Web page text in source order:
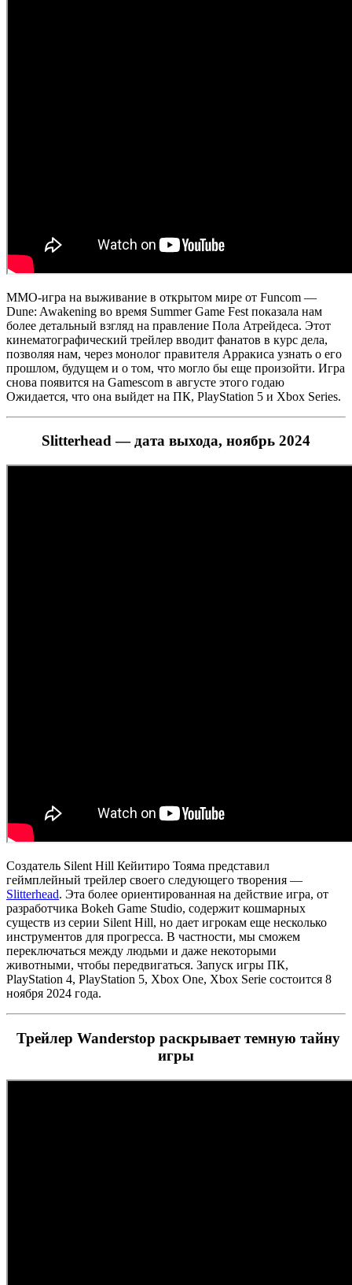
ММО-игра на выживание в открытом мире от Funcom —
Dune: Awakening во время Summer Game Fest показала нам
более детальный взгляд на правление Пола Атрейдеса. Этот
кинематографический трейлер вводит фанатов в курс дела,
позволяя нам, через монолог правителя Арракиса узнать о его
прошлом, будущем и о том, что могло бы еще произойти. Игра
снова появится на Gamescom в августе этого годаю
Ожидается, что она выйдет на ПК, PlayStation 5 и Xbox Series.
Slitterhead — дата выхода, ноябрь 2024
Создатель Silent Hill Кейитиро Тояма представил
геймплейный трейлер своего следующего творения —
Slitterhead. Эта более ориентированная на действие игра, от
разработчика Bokeh Game Studio, содержит кошмарных
существ из серии Silent Hill, но дает игрокам еще несколько
инструментов для прогресса. В частности, мы сможем
переключаться между людьми и даже некоторыми
животными, чтобы передвигаться. Запуск игры ПК,
PlayStation 4, PlayStation 5, Xbox One, Xbox Serie состоится 8
ноября 2024 года.
Трейлер Wanderstop раскрывает темную тайну
игры